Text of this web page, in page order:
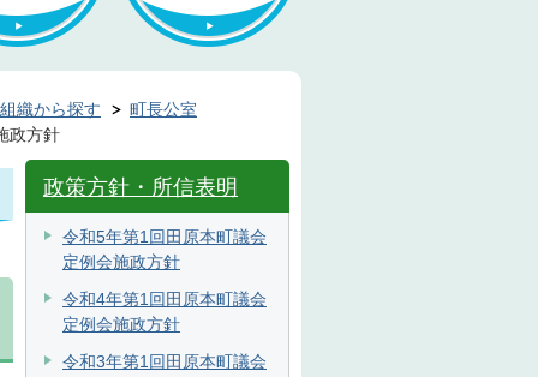
組織から探す
町長公室
政方針
政策方針・所信表明
令和5年第1回田原本町議会
定例会施政方針
令和4年第1回田原本町議会
定例会施政方針
令和3年第1回田原本町議会